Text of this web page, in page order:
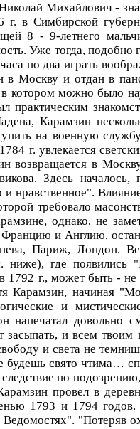
Михайлович -
г. в Симбирской
8 - 9-летнего
Уже тогда,
по два играть
в Москву и отдан в
в котором можно было
практическим
Карамзин
на военную
г. увлекается
возвращается в
Здесь началось,
и нравственное".
требовало
однако, не
и Англию,
Париж, Лондон.
где появились
1792 г., может быть -
Карамзин, начиная
и
напечатал довольно
засыпать, и всем
и света не
будешь свято чтима…
по
провел в
1793 и 1794
"Потеряв